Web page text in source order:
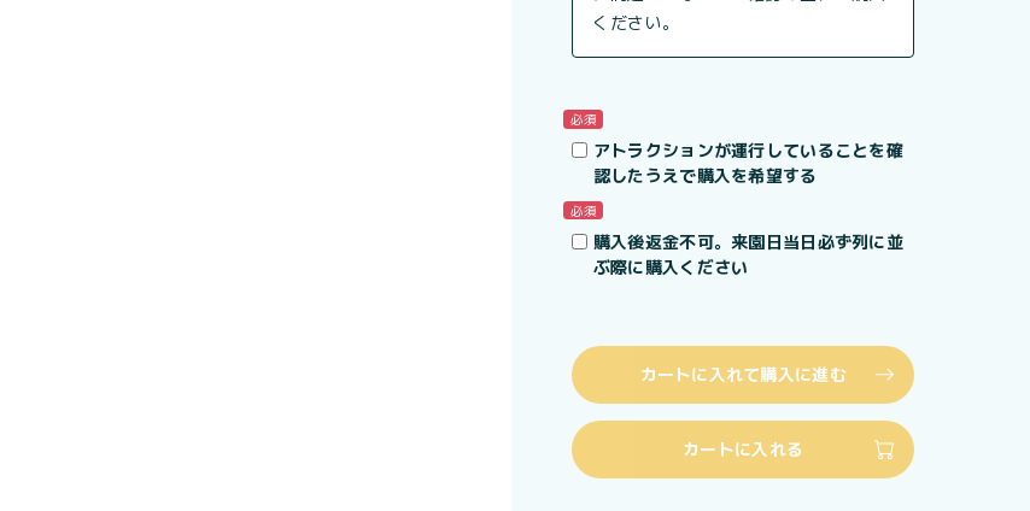
ください。
必須
アトラクションが運行していることを確
認したうえで購入を希望する
必須
購入後返金不可。来園日当日必ず列に並
ぶ際に購入ください
カートに入れて購入に進む
カートに入れる